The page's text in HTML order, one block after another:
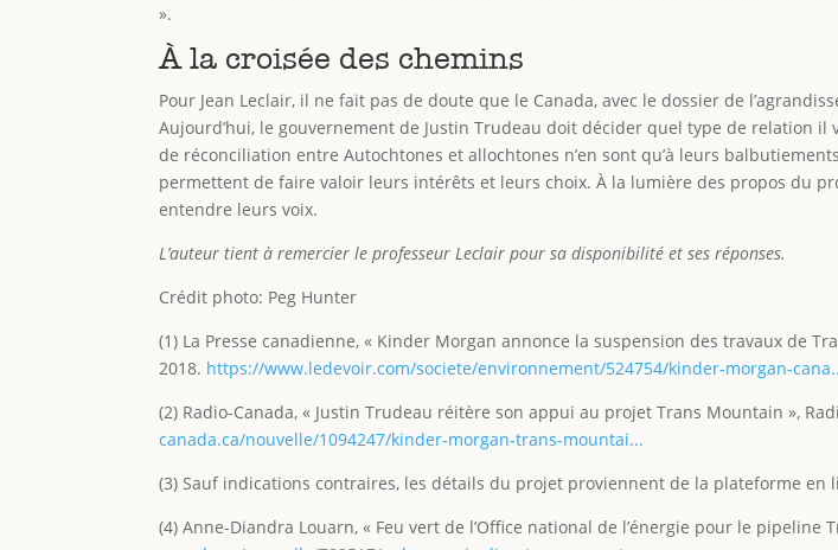
».
À la croisée des chemins
Pour Jean Leclair, il ne fait pas de doute que le Canada, avec le dossier de
Aujourd’hui, le gouvernement de Justin Trudeau doit décider quel type de relation
de réconciliation entre Autochtones et allochtones n’en sont qu’à leurs
permettent de faire valoir leurs intérêts et leurs choix. À la lumière des propos du
entendre leurs voix.
L’auteur tient à remercier le professeur Leclair pour sa disponibilité et ses réponses.
Crédit photo: Peg Hunter
(1) La Presse canadienne, « Kinder Morgan annonce la suspension des travaux de
2018. https://www.ledevoir.com/societe/environnement/524754/kinder-morgan-
(2) Radio-Canada, « Justin Trudeau réitère son appui au projet Trans Mountain »,
canada.ca/nouvelle/1094247/kinder-morgan-trans-mountai...
(3) Sauf indications contraires, les détails du projet proviennent de la plateforme en
(4) Anne-Diandra Louarn, « Feu vert de l’Office national de l’énergie pour le pipeline